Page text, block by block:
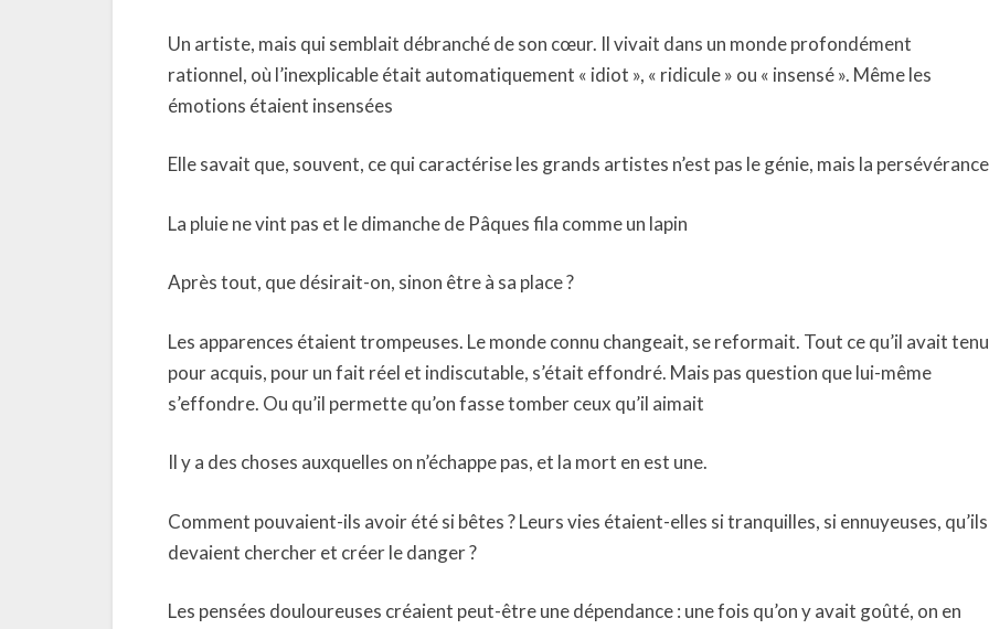
Un artiste, mais qui semblait débranché de son cœur. Il vivait dans un monde profondément
rationnel, où l’inexplicable était automatiquement « idiot », « ridicule » ou « insensé ». Même les
émotions étaient insensées
Elle savait que, souvent, ce qui caractérise les grands artistes n’est pas le génie, mais la persévérance
La pluie ne vint pas et le dimanche de Pâques fila comme un lapin
Après tout, que désirait-on, sinon être à sa place ?
Les apparences étaient trompeuses. Le monde connu changeait, se reformait. Tout ce qu’il avait tenu
pour acquis, pour un fait réel et indiscutable, s’était effondré. Mais pas question que lui-même
s’effondre. Ou qu’il permette qu’on fasse tomber ceux qu’il aimait
Il y a des choses auxquelles on n’échappe pas, et la mort en est une.
Comment pouvaient-ils avoir été si bêtes ? Leurs vies étaient-elles si tranquilles, si ennuyeuses, qu’ils
devaient chercher et créer le danger ?
Les pensées douloureuses créaient peut-être une dépendance : une fois qu’on y avait goûté, on en